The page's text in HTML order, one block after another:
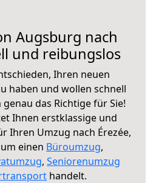
Augsburg nach
und reibungslos
Ihren neuen
haben und wollen schnell
das Richtige für Sie!
Ihnen erstklassige und
Ihren Umzug nach Érezée,
einen Büroumzug,
, Seniorenumzug
handelt.